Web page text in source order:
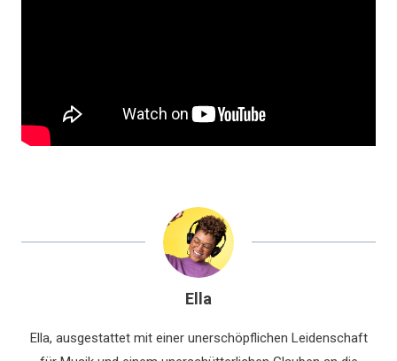
Ella
Ella, ausgestattet mit einer unerschöpflichen Leidenschaft